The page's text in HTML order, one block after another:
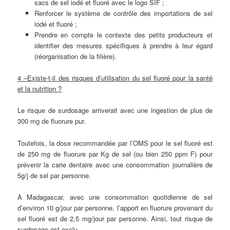
sacs de sel iodé et fluoré avec le logo SIF ;
Renforcer le système de contrôle des importations de sel
iodé et fluoré ;
Prendre en compte le contexte des petits producteurs et
identifier des mesures spécifiques à prendre à leur égard
(réorganisation de la filière).
4 –Existe-t-il des risques d’utilisation du sel fluoré pour la santé
et la nutrition ?
Le risque de surdosage arriverait avec une ingestion de plus de
300 mg de fluorure pur.
Toutefois, la dose recommandée par l’OMS pour le sel fluoré est
de 250 mg de fluorure par Kg de sel (ou bien 250 ppm F) pour
prévenir la carie dentaire avec une consommation journalière de
5g/j de sel par personne.
A Madagascar, avec une consommation quotidienne de sel
d’environ 10 g/jour par personne, l’apport en fluorure provenant du
sel fluoré est de 2,5 mg/jour par personne. Ainsi, tout risque de